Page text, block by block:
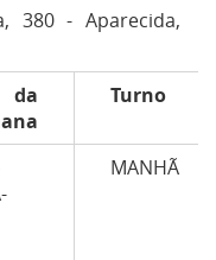
380 - Aparecida,
da
Turno
MANHÃ